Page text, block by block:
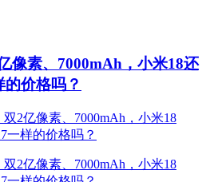
像素、7000mAh，小米18还
价格吗？